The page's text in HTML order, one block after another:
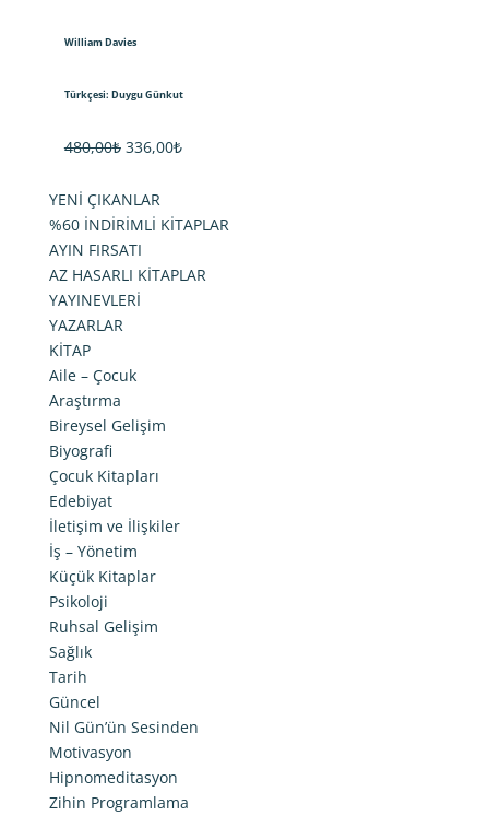
William Davies
Türkçesi: Duygu Günkut
480,00₺ Orijinal
480,00₺.
336,00₺Şu
336,00₺.
YENİ ÇIKANLAR
%60 İNDİRİMLİ KİTAPLAR
AYIN FIRSATI
AZ HASARLI KİTAPLAR
YAYINEVLERİ
YAZARLAR
KİTAP
Aile – Çocuk
Araştırma
Bireysel Gelişim
Biyografi
Çocuk Kitapları
Edebiyat
İletişim ve İlişkiler
İş – Yönetim
Küçük Kitaplar
Psikoloji
Ruhsal Gelişim
Sağlık
Tarih
Güncel
Nil Gün’ün Sesinden
Motivasyon
Hipnomeditasyon
Zihin Programlama